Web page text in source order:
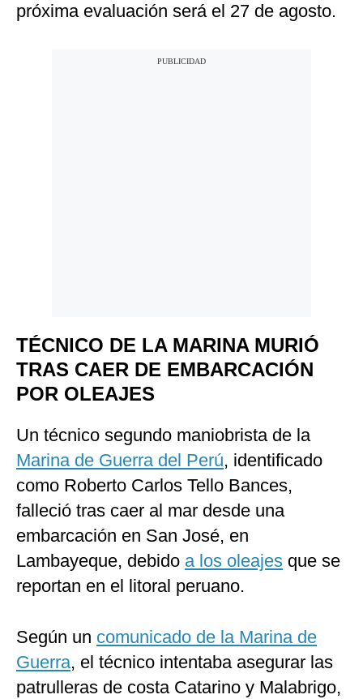
próxima evaluación será el 27 de agosto.
TÉCNICO DE LA MARINA MURIÓ
TRAS CAER DE EMBARCACIÓN
POR OLEAJES
Un técnico segundo maniobrista de la
Marina de Guerra del Perú, identificado
como Roberto Carlos Tello Bances,
falleció tras caer al mar desde una
embarcación en San José, en
Lambayeque, debido a los oleajes que se
reportan en el litoral peruano.
Según un comunicado de la Marina de
Guerra, el técnico intentaba asegurar las
patrulleras de costa Catarino y Malabrigo,